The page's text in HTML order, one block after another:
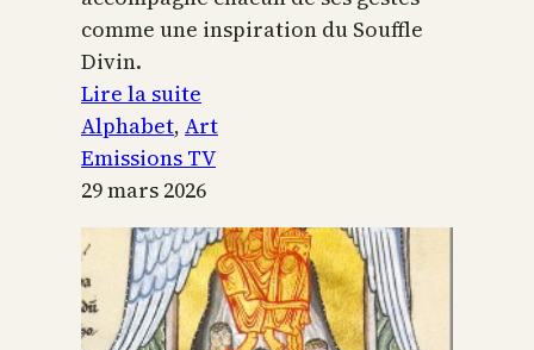
comme une inspiration du Souffle
Divin.
Lire la suite
L’alphabet
sacré
Alphabet, Art
Emissions TV
29 mars 2026